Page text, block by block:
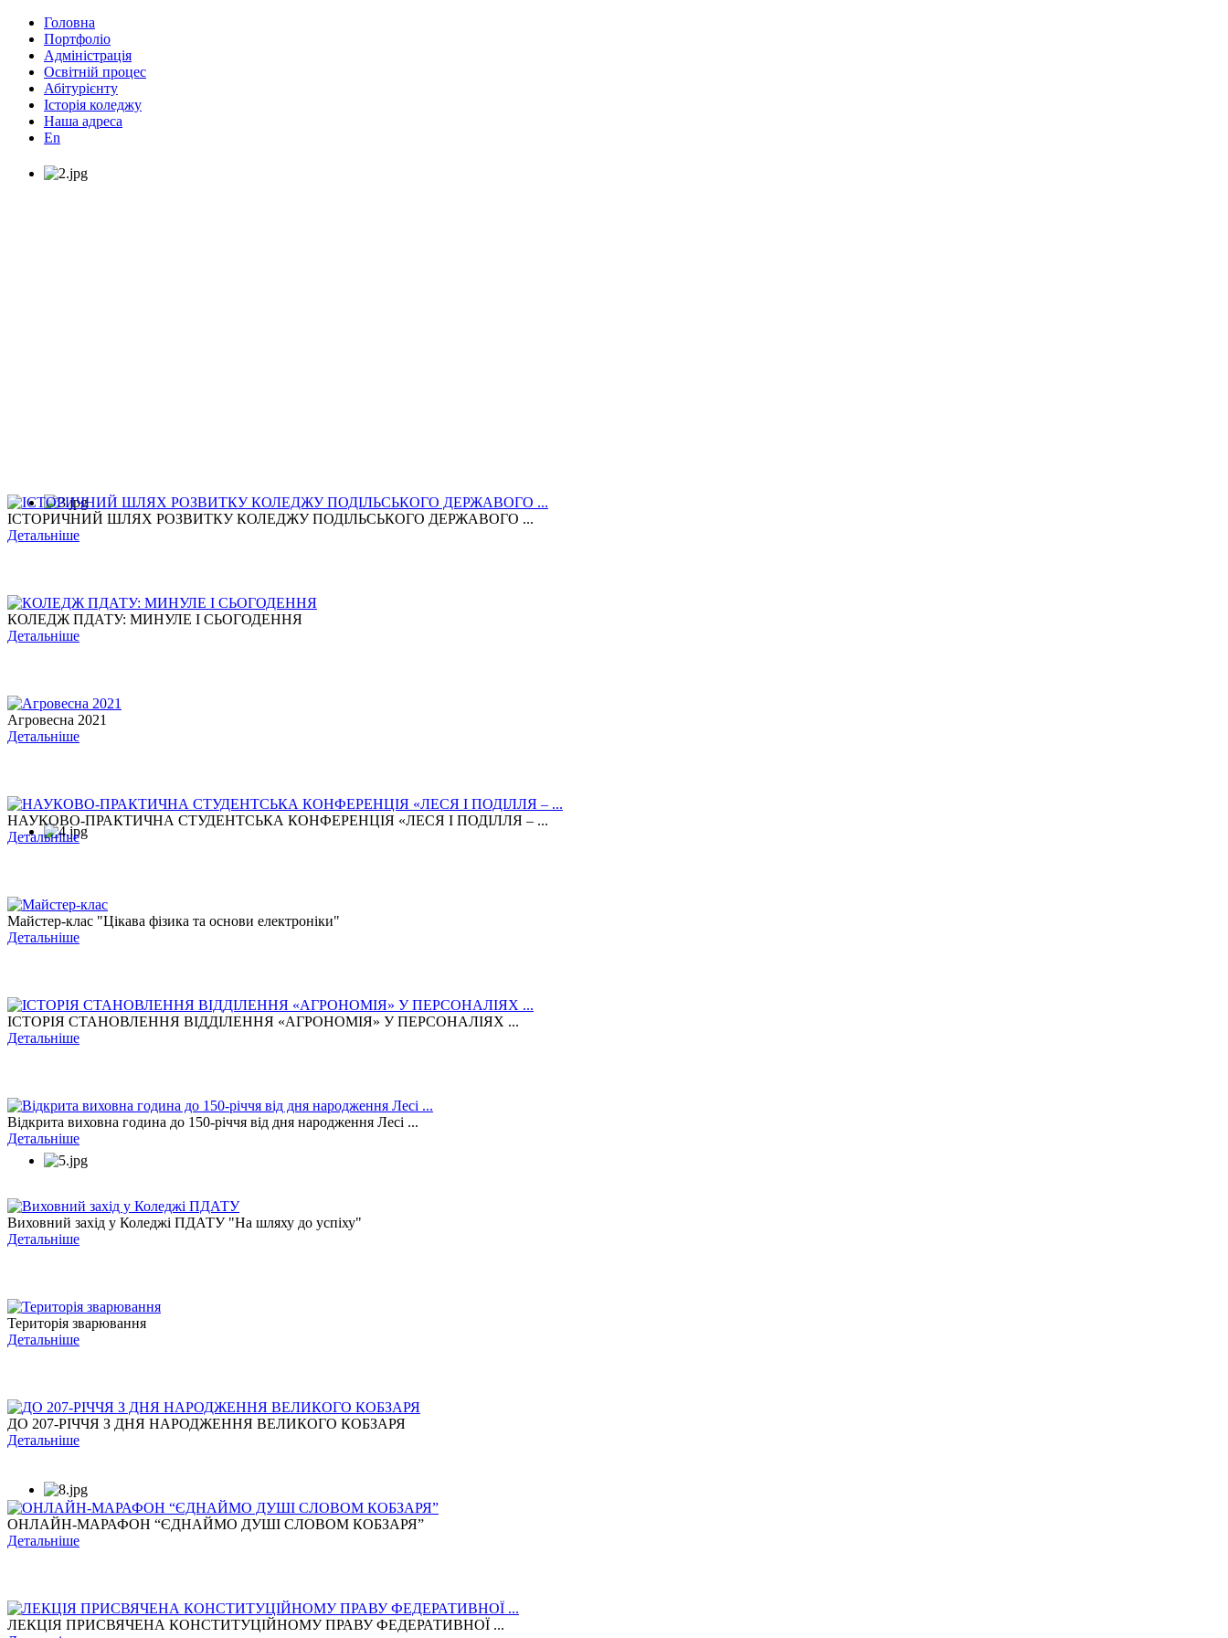
Головна
Портфоліо
Адміністрація
Освітній процес
Абітурієнту
Історія коледжу
Наша адреса
En
ІСТОРИЧНИЙ ШЛЯХ РОЗВИТКУ КОЛЕДЖУ ПОДІЛЬСЬКОГО ДЕРЖАВОГО ...
Детальніше
КОЛЕДЖ ПДАТУ: МИНУЛЕ І СЬОГОДЕННЯ
Детальніше
Агровесна 2021
Детальніше
НАУКОВО-ПРАКТИЧНА СТУДЕНТСЬКА КОНФЕРЕНЦІЯ «ЛЕСЯ І ПОДІЛЛЯ – ...
Детальніше
Майстер-клас "Цікава фізика та основи електроніки"
Детальніше
ІСТОРІЯ СТАНОВЛЕННЯ ВІДДІЛЕННЯ «АГРОНОМІЯ» У ПЕРСОНАЛІЯХ ...
Детальніше
Відкрита виховна година до 150-річчя від дня народження Лесі ...
Детальніше
Виховний захід у Коледжі ПДАТУ "На шляху до успіху"
Детальніше
Територія зварювання
Детальніше
ДО 207-РІЧЧЯ З ДНЯ НАРОДЖЕННЯ ВЕЛИКОГО КОБЗАРЯ
Детальніше
ОНЛАЙН-МАРАФОН “ЄДНАЙМО ДУШІ СЛОВОМ КОБЗАРЯ”
Детальніше
ЛЕКЦІЯ ПРИСВЯЧЕНА КОНСТИТУЦІЙНОМУ ПРАВУ ФЕДЕРАТИВНОЇ ...